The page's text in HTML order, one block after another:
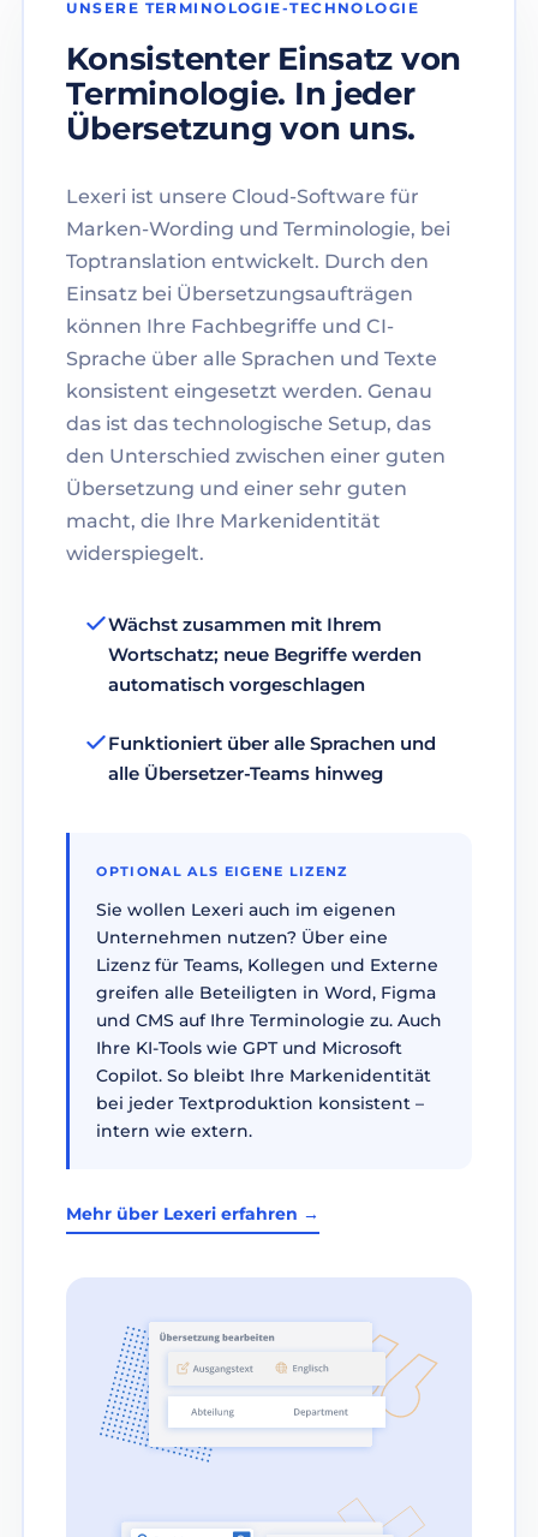
UNSERE TERMINOLOGIE-TECHNOLOGIE
Konsistenter Einsatz von
Terminologie. In jeder
Übersetzung von uns.
Lexeri ist unsere Cloud-Software für
Marken-Wording und Terminologie, bei
Toptranslation entwickelt. Durch den
Einsatz bei Übersetzungsaufträgen
können Ihre Fachbegriffe und CI-
Sprache über alle Sprachen und Texte
konsistent eingesetzt werden. Genau
das ist das technologische Setup, das
den Unterschied zwischen einer guten
Übersetzung und einer sehr guten
macht, die Ihre Markenidentität
widerspiegelt.
Wächst zusammen mit Ihrem
Wortschatz; neue Begriffe werden
automatisch vorgeschlagen
Funktioniert über alle Sprachen und
alle Übersetzer-Teams hinweg
OPTIONAL ALS EIGENE LIZENZ
Sie wollen Lexeri auch im eigenen
Unternehmen nutzen? Über eine
Lizenz für Teams, Kollegen und Externe
greifen alle Beteiligten in Word, Figma
und CMS auf Ihre Terminologie zu. Auch
Ihre KI-Tools wie GPT und Microsoft
Copilot. So bleibt Ihre Markenidentität
bei jeder Textproduktion konsistent –
intern wie extern.
Mehr über Lexeri erfahren →